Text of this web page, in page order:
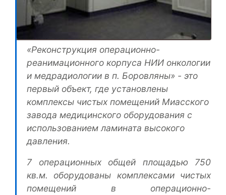
«Реконструкция операционно-
реанимационного корпуса НИИ онкологии
и медрадиологии в п. Боровляны» - это
первый объект, где установлены
комплексы чистых помещений Миасского
завода медицинского оборудования с
использованием ламината высокого
давления.
7 операционных общей площадью 750
кв.м. оборудованы комплексами чистых
помещений в операционно-